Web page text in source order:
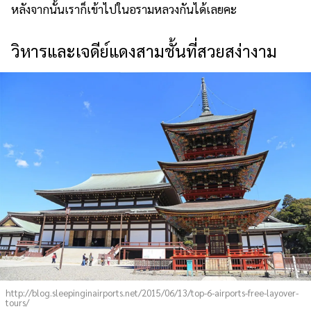
หลังจากนั้นเราก็เข้าไปในอรามหลวงกันได้เลยคะ
วิหารและเจดีย์แดงสามชั้นที่สวยสง่างาม
http://blog.sleepinginairports.net/2015/06/13/top-6-airports-free-layover-
tours/